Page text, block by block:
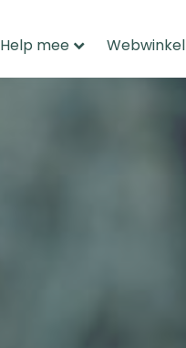
Help mee Webwinkel